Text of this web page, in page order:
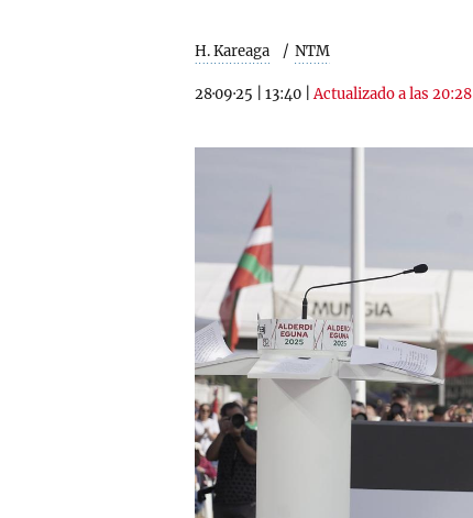
H. Kareaga NTM
28·09·25 13:40 |Actualizado a las 20:28